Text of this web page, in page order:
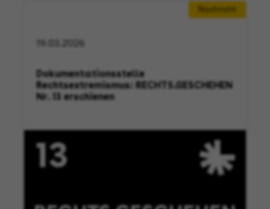
Nachricht
19.03.2026
Dokumentationsstelle
Rechtsextremismus: RECHTS.GESCHEHEN
Nr. 13 erschienen